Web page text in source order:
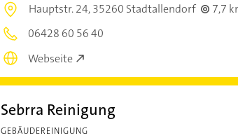
Hauptstr. 24,35260 Stadtallendorf
7,7
06428 60 56 40
Webseite
Sebrra Reinigung
GEBÄUDEREINIGUNG